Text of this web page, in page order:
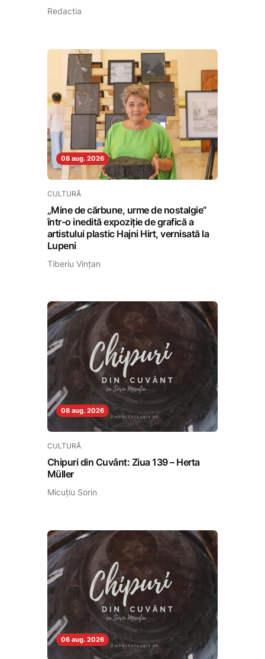
Redactia
08 aug. 2026
CULTURĂ
„Mine de cărbune, urme de nostalgie”
într-o inedită expoziție de grafică a
artistului plastic Hajni Hirt, vernisată la
Lupeni
Tiberiu Vințan
08 aug. 2026
CULTURĂ
Chipuri din Cuvânt: Ziua 139 – Herta
Müller
Micuțiu Sorin
06 aug. 2026